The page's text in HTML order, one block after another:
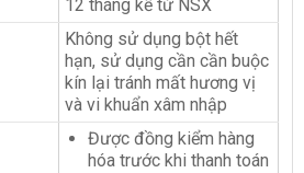
12 tháng kể từ NSX
Không sử dụng bột hết
hạn, sử dụng cần cần buộc
kín lại tránh mất hương vị
và vi khuẩn xâm nhập
Được đồng kiểm hàng
hóa trước khi thanh toán